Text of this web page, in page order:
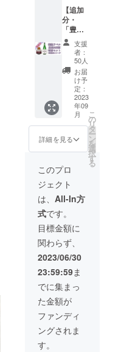
て初め
て実
現！
別々に
購入い
ただく
よりも
お得に
なりま
す。
※20歳未
満の者
による
法令で
禁止さ
ます。
20歳未
満の方
はこの
ンを選
択でき
ませ
ん。 ※
この商
品は三
浦酒造
株式会
社およ
び西田
酒造店
株式会
社が製
掲出し
ます。
※ご支援
時、必
ず「備
考」欄
に掲出
を希望
するお
名前(本
名・団
体名・
ニック
ネーム
お書き
い。 (お
名前掲
細) ※い
ずれも
予定で
す。 掲
載期
2023年
7月中旬
旬 掲載
内容：
み 掲載
が、東
奥義塾
創立150
周年を
記念し
て初め
て実現
しま
す！ま
た、
別々に
購入い
ただく
よりも
す。
満の者
による
飲酒は
法令で
禁止さ
れてい
ます。
20歳未
はこの
リター
ンを選
択でき
ませ
ん。 ※
この商
【追加
分・
「豊
盃・義
塾ラベ
ル」
「田
酒・義
塾ラベ
ル」
セット
の購入
権利】
(好評に
より、
売した
リター
ン
【「豊
盃・義
塾ラベ
ル」
「田
酒・義
塾ラベ
ル」
セット
の購入
権利】
と完全
に同じ
もので
す) 大好
支援
者：
50人
お届
け予
定：
2023
年09
月
詳細を見る
こ
の
リ
タ
ー
ン
を
選
択
す
る
このプロ
ジェクト
は、 All-In方
式です。
目標金額に
関わらず、
2023/06/30
23:59:59ま
でに集まっ
た金額が
ファンディ
ングされま
す。